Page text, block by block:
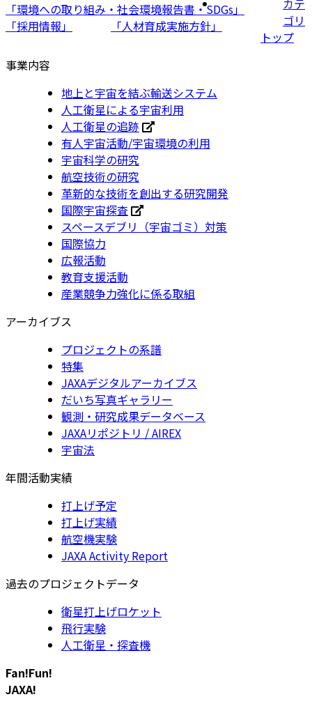
「環境への取り組み・社会環境報告書・SDGs」
「採用情報」
「人材育成実施方針」
カテ
ゴリ
トップ
事業内容
地上と宇宙を結ぶ輸送システム
人工衛星による宇宙利用
人工衛星の追跡
有人宇宙活動/宇宙環境の利用
宇宙科学の研究
航空技術の研究
革新的な技術を創出する研究開発
国際宇宙探査
スペースデブリ（宇宙ゴミ）対策
国際協力
広報活動
教育支援活動
産業競争力強化に係る取組
アーカイブス
プロジェクトの系譜
特集
JAXAデジタルアーカイブス
だいち写真ギャラリー
観測・研究成果データベース
JAXAリポジトリ / AIREX
宇宙法
年間活動実績
打上げ予定
打上げ実績
航空機実験
JAXA Activity Report
過去のプロジェクトデータ
衛星打上げロケット
飛行実験
人工衛星・探査機
Fan!Fun!
JAXA!